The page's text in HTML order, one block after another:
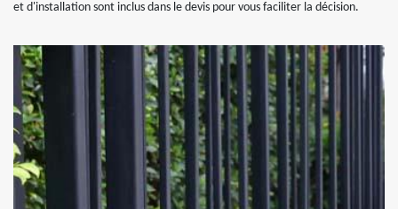
et d'installation sont inclus dans le devis pour vous faciliter la décision.